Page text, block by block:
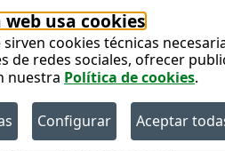
usa cookies
sirven cookies técnicas
de redes sociales, ofrecer
nuestra Política de cookies.